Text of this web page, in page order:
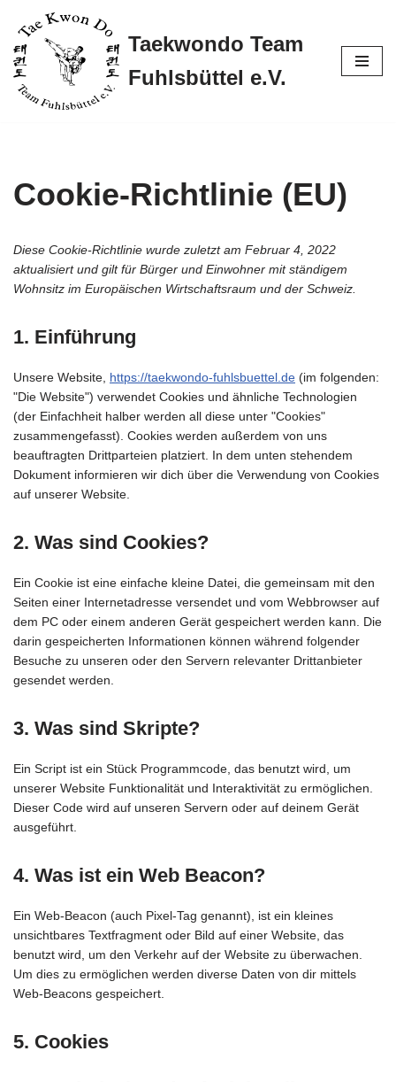
Zum
Inhalt
springen
Taekwondo Team
Fuhlsbüttel e.V.
Cookie-Richtlinie (EU)
Diese Cookie-Richtlinie wurde zuletzt am Februar 4, 2022
aktualisiert und gilt für Bürger und Einwohner mit ständigem
Wohnsitz im Europäischen Wirtschaftsraum und der Schweiz.
1. Einführung
Unsere Website, https://taekwondo-fuhlsbuettel.de (im folgenden:
"Die Website") verwendet Cookies und ähnliche Technologien
(der Einfachheit halber werden all diese unter "Cookies"
zusammengefasst). Cookies werden außerdem von uns
beauftragten Drittparteien platziert. In dem unten stehendem
Dokument informieren wir dich über die Verwendung von Cookies
auf unserer Website.
2. Was sind Cookies?
Ein Cookie ist eine einfache kleine Datei, die gemeinsam mit den
Seiten einer Internetadresse versendet und vom Webbrowser auf
dem PC oder einem anderen Gerät gespeichert werden kann. Die
darin gespeicherten Informationen können während folgender
Besuche zu unseren oder den Servern relevanter Drittanbieter
gesendet werden.
3. Was sind Skripte?
Ein Script ist ein Stück Programmcode, das benutzt wird, um
unserer Website Funktionalität und Interaktivität zu ermöglichen.
Dieser Code wird auf unseren Servern oder auf deinem Gerät
ausgeführt.
4. Was ist ein Web Beacon?
Ein Web-Beacon (auch Pixel-Tag genannt), ist ein kleines
unsichtbares Textfragment oder Bild auf einer Website, das
benutzt wird, um den Verkehr auf der Website zu überwachen.
Um dies zu ermöglichen werden diverse Daten von dir mittels
Web-Beacons gespeichert.
5. Cookies